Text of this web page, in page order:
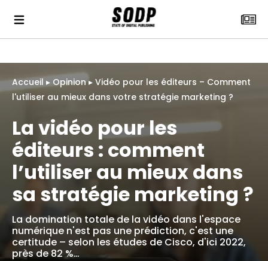
Accueil ▸ Opinion▸ Vidéo pour les éditeurs – Comment
l'utiliser au mieux dans votre stratégie marketing ?
La vidéo pour les
éditeurs : comment
l’utiliser au mieux dans
sa stratégie marketing ?
La domination totale de la vidéo dans l'espace
numérique n'est pas une prédiction, c'est une
certitude – selon les études de Cisco, d'ici 2022,
près de 82 %…